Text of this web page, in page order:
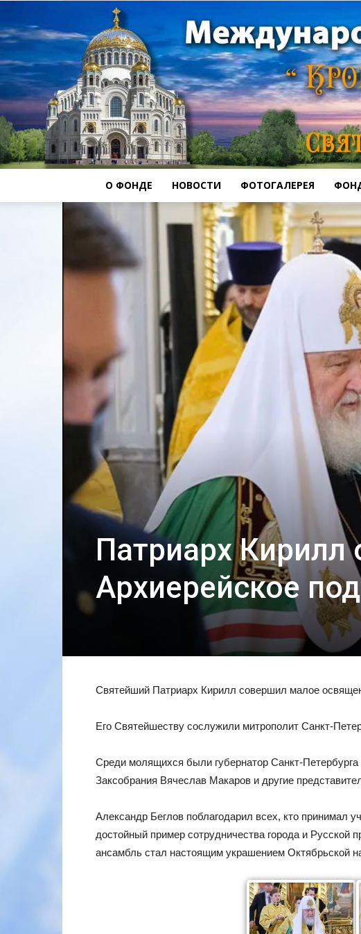
О ФОНДЕ НОВОСТИ ФОТОГАЛЕРЕЯ
Патриарх Кирилл
Архиерейское
Святейший Патриарх Кирилл совершил малое
Его Святейшеству сослужили митрополит Санкт-
Среди молящихся были губернатор Санкт-
Заксобрания Вячеслав Макаров и другие
Александр Беглов поблагодарил всех, кто принимал
достойный пример сотрудничества города и Русской
ансамбль стал настоящим украшением Октябрьской